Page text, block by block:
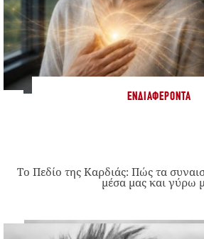
ΕΝΔΙΑΦΈΡΟΝΤΑ
Το Πεδίο της Καρδιάς: Πώς τα
μέσα μας και γύρω